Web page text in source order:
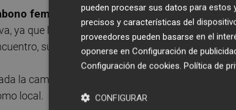
femenino
, la cifra de más de 4.000
ya que la media de asistencia a partidos
sumando abonados globales, femeninos
la campaña de abonos, Valencia Basket
local.
pueden procesar sus datos para estos
precisos y características del
proveedores pueden basarse en el
oponerse en Configuración de
Configuración de cookies. Política de
CONFIGURAR